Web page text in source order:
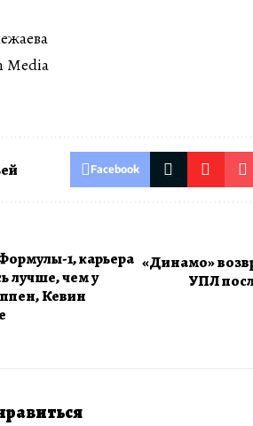
Media
Facebook
1, карьера
лучше, чем у
Кевин
«Динамо»
УПЛ